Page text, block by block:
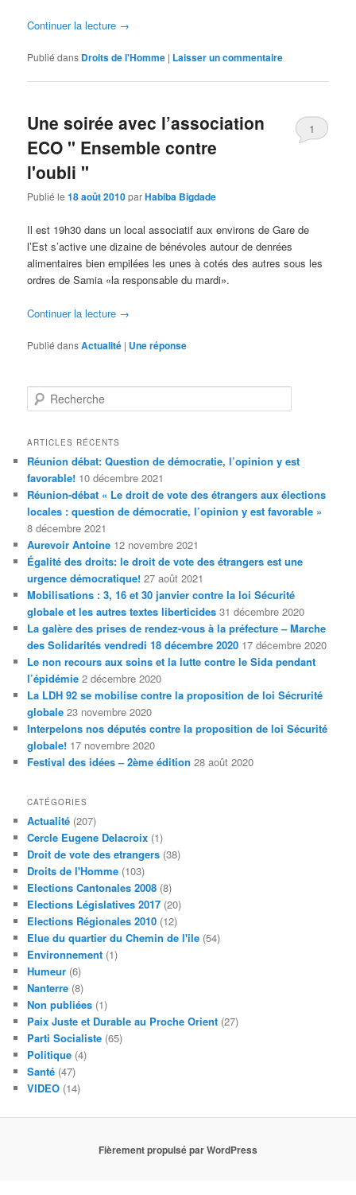
Continuer la lecture →
Publié dans Droits de l'Homme | Laisser un commentaire
Une soirée avec l’association
ECO " Ensemble contre
l'oubli "
Publié le18 août 2010parHabiba Bigdade
1
Il est 19h30 dans un local associatif aux environs de Gare de
l’Est s’active une dizaine de bénévoles autour de denrées
alimentaires bien empilées les unes à cotés des autres sous les
ordres de Samia «la responsable du mardi».
Continuer la lecture →
Publié dansActualité | Uneréponse
e
h
r
c
h
e
ARTICLES RÉCENTS
Réunion débat: Question de démocratie, l’opinion y est
favorable! 10 décembre 2021
Réunion-débat « Le droit de vote des étrangers aux élections
locales : question de démocratie, l’opinion y est favorable »
8 décembre 2021
Aurevoir Antoine 12 novembre 2021
Égalité des droits: le droit de vote des étrangers est une
urgence démocratique! 27 août 2021
Mobilisations : 3, 16 et 30 janvier contre la loi Sécurité
globale et les autres textes liberticides 31 décembre 2020
La galère des prises de rendez-vous à la préfecture – Marche
des Solidarités vendredi 18 décembre 2020 17 décembre 2020
Le non recours aux soins et la lutte contre le Sida pendant
l’épidémie 2 décembre 2020
La LDH 92 se mobilise contre la proposition de loi Sécrurité
globale 23 novembre 2020
Interpelons nos députés contre la proposition de loi Sécurité
globale! 17 novembre 2020
Festival des idées – 2ème édition 28 août 2020
CATÉGORIES
Actualité (207)
Cercle Eugene Delacroix (1)
Droit de vote des etrangers (38)
Droits de l'Homme (103)
Elections Cantonales 2008 (8)
Elections Législatives 2017 (20)
Elections Régionales 2010 (12)
Elue du quartier du Chemin de l'ile (54)
Environnement (1)
Humeur (6)
Nanterre (8)
Non publiées (1)
Paix Juste et Durable au Proche Orient (27)
Parti Socialiste (65)
Politique (4)
Santé (47)
VIDEO (14)
Fièrement propulsé par WordPress